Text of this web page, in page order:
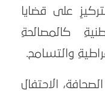
على قضايا
كالمصالحةِ
والتسامح.
الاحتفال